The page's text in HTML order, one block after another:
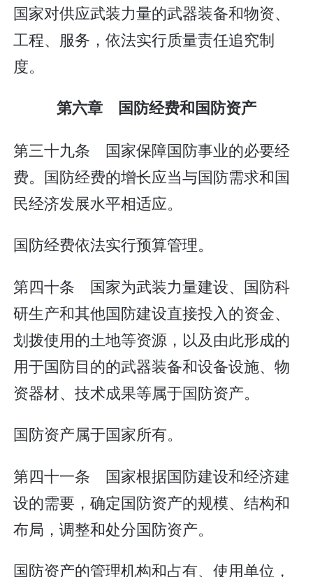
国家对供应武装力量的武器装备和物资、
工程、服务，依法实行质量责任追究制
度。
第六章 国防经费和国防资产
第三十九条 国家保障国防事业的必要经
费。国防经费的增长应当与国防需求和国
民经济发展水平相适应。
国防经费依法实行预算管理。
第四十条 国家为武装力量建设、国防科
研生产和其他国防建设直接投入的资金、
划拨使用的土地等资源，以及由此形成的
用于国防目的的武器装备和设备设施、物
资器材、技术成果等属于国防资产。
国防资产属于国家所有。
第四十一条 国家根据国防建设和经济建
设的需要，确定国防资产的规模、结构和
布局，调整和处分国防资产。
国防资产的管理机构和占有、使用单位，